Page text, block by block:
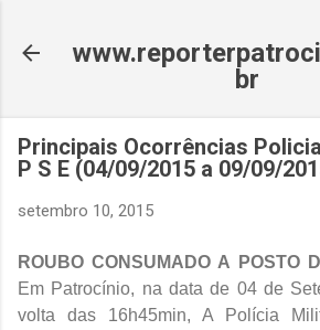
br
Principais Ocorrências
P S E (04/09/2015 a 09/09/
setembro 10, 2015
ROUBO CONSUMADO A POSTO
Em Patrocínio, na data de 04 de
volta das 16h45min, A Polícia